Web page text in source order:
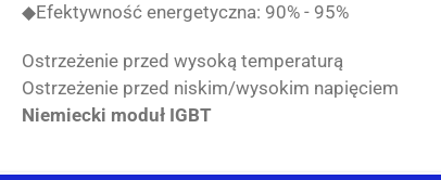
◆Efektywność energetyczna: 90% - 95%
Ostrzeżenie przed wysoką temperaturą
Ostrzeżenie przed niskim/wysokim napięciem
Niemiecki moduł IGBT